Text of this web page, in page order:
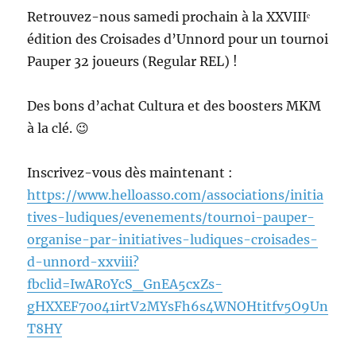
Retrouvez-nous samedi prochain à la XXVIIIᵉ
édition des Croisades d’Unnord pour un tournoi
Pauper 32 joueurs (Regular REL) !
Des bons d’achat Cultura et des boosters MKM
à la clé. 😉
Inscrivez-vous dès maintenant :
https://www.helloasso.com/associations/initia
tives-ludiques/evenements/tournoi-pauper-
organise-par-initiatives-ludiques-croisades-
d-unnord-xxviii?
fbclid=IwAR0YcS_GnEA5cxZs-
gHXXEF70041irtV2MYsFh6s4WNOHtitfv5O9Un
T8HY